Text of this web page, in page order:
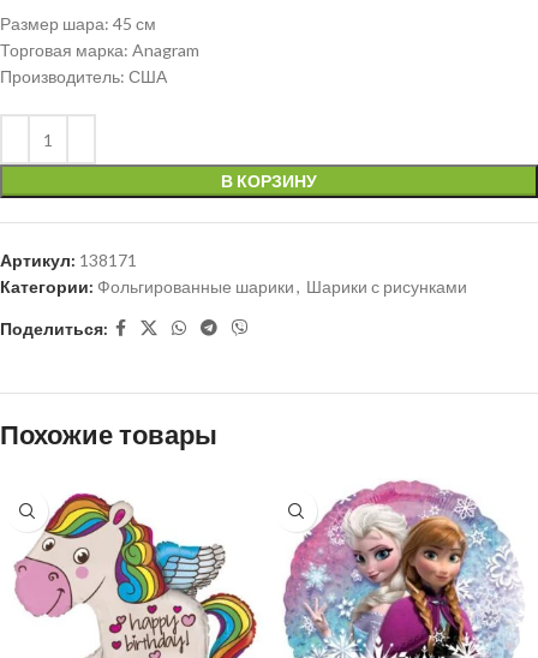
Размер шара: 45 см
Торговая марка: Anagram
Производитель: США
В КОРЗИНУ
Артикул: 138171
Категории: Фольгированные шарики, Шарики с рисунками
Поделиться:
Похожие товары